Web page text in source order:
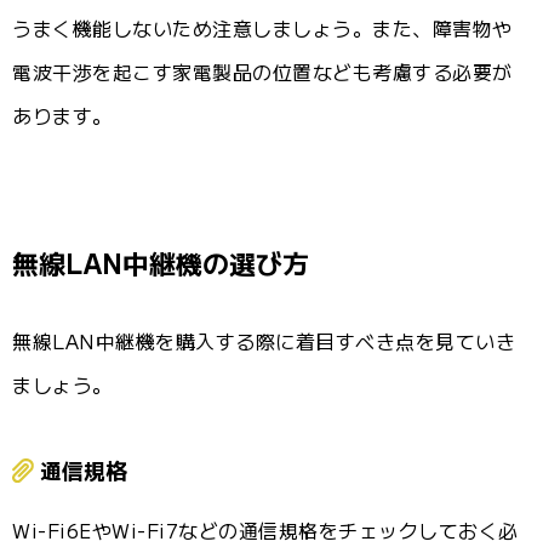
うまく機能しないため注意しましょう。また、障害物や
電波干渉を起こす家電製品の位置なども考慮する必要が
あります。
無線LAN中継機の選び方
無線LAN中継機を購入する際に着目すべき点を見ていき
ましょう。
通信規格
Wi-Fi6EやWi-Fi7などの通信規格をチェックしておく必